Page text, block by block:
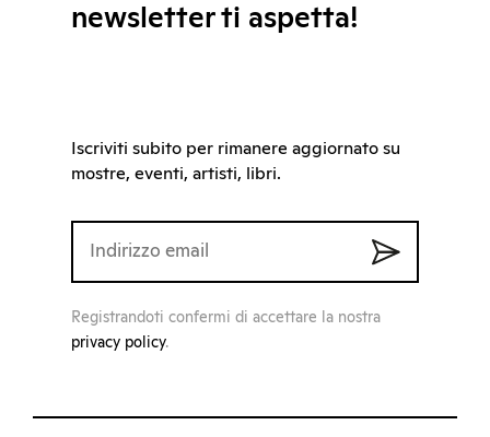
newsletter ti aspetta!
Iscriviti subito per rimanere aggiornato su
mostre, eventi, artisti, libri.
Registrandoti confermi di accettare la nostra
privacy policy.